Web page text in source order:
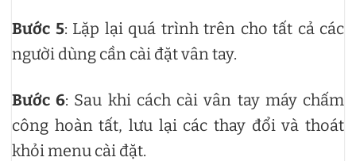
Bước 5: Lặp lại quá trình trên cho tất cả các
người dùng cần cài đặt vân tay.
Bước 6: Sau khi cách cài vân tay máy chấm
công hoàn tất, lưu lại các thay đổi và thoát
khỏi menu cài đặt.